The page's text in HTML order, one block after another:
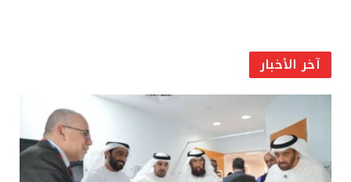
آخر الأخبار